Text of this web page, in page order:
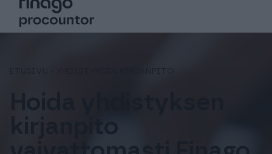
Sopimuskone
Tilitoimistoille